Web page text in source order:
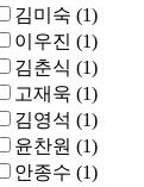
김미숙 (1)
이우진 (1)
김춘식 (1)
고재욱 (1)
김영석 (1)
윤찬원 (1)
안종수 (1)